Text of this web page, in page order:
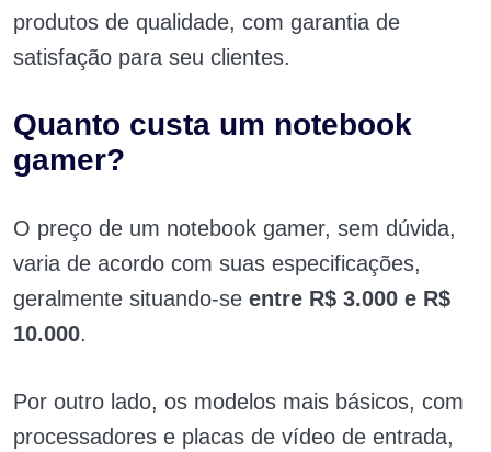
produtos de qualidade, com garantia de
satisfação para seu clientes.
Quanto custa um notebook
gamer?
O preço de um notebook gamer, sem dúvida,
varia de acordo com suas especificações,
geralmente situando-se entre R$ 3.000 e R$
10.000.
Por outro lado, os modelos mais básicos, com
processadores e placas de vídeo de entrada,